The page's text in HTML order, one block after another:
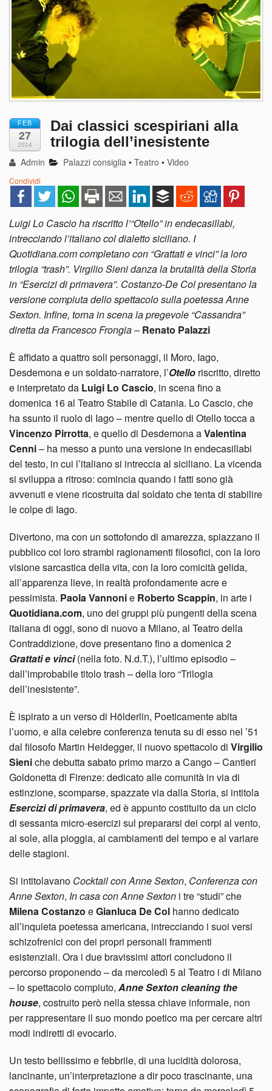
FEB
27
2014
Dai classici scespiriani alla
trilogia dell’inesistente
Admin Palazzi consiglia •Teatro •Video
Condividi
Luigi Lo Cascio ha riscritto l’“Otello” in endecasillabi,
intrecciando l’italiano col dialetto siciliano. I
Quotidiana.com completano con “Grattati e vinci” la loro
trilogia “trash”. Virgilio Sieni danza la brutalità della Storia
in “Esercizi di primavera”. Costanzo-De Col presentano la
versione compiuta dello spettacolo sulla poetessa Anne
Sexton. Infine, torna in scena la pregevole “Cassandra”
diretta da Francesco Frongia– Renato Palazzi
È affidato a quattro soli personaggi, il Moro, Iago,
Desdemona e un soldato-narratore, l’Otello riscritto, diretto
e interpretato da Luigi Lo Cascio, in scena fino a
domenica 16 al Teatro Stabile di Catania. Lo Cascio, che
ha ssunto il ruolo di Iago – mentre quello di Otello tocca a
Vincenzo Pirrotta, e quello di Desdemona aValentina
Cenni– ha messo a punto una versione in endecasillabi
del testo, in cui l’italiano si intreccia al siciliano. La vicenda
si sviluppa a ritroso: comincia quando i fatti sono già
avvenuti e viene ricostruita dal soldato che tenta di stabilire
le colpe di Iago.
Divertono, ma con un sottofondo di amarezza, spiazzano il
pubblico coi loro strambi ragionamenti filosofici, con la loro
visione sarcastica della vita, con la loro comicità gelida,
all’apparenza lieve, in realtà profondamente acre e
pessimista. Paola Vannonie Roberto Scappin, in arte i
Quotidiana.com, uno dei gruppi più pungenti della scena
italiana di oggi, sono di nuovo a Milano, al Teatro della
Contraddizione, dove presentano fino a domenica 2
Grattati e vinci (nella foto. N.d.T.), l’ultimo episodio –
dall’improbabile titolo trash – della loro “Trilogia
dell’inesistente”.
È ispirato a un verso di Hölderlin, Poeticamente abita
l’uomo, e alla celebre conferenza tenuta su di esso nel ’51
dal filosofo Martin Heidegger, il nuovo spettacolo di Virgilio
Sieniche debutta sabato primo marzo a Cango – Cantieri
Goldonetta di Firenze: dedicato alle comunità in via di
estinzione, scomparse, spazzate via dalla Storia, si intitola
Esercizi di primavera, ed è appunto costituito da un ciclo
di sessanta micro-esercizi sul prepararsi dei corpi al vento,
al sole, alla pioggia, ai cambiamenti del tempo e al variare
delle stagioni.
Si intitolavano Cocktail con Anne Sexton, Conferenza con
Anne Sexton, In casa con Anne Sexton i tre “studi” che
Milena Costanzo eGianluca De Col hanno dedicato
all’inquieta poetessa americana, intrecciando i suoi versi
schizofrenici con dei propri personali frammenti
esistenziali. Ora i due bravissimi attori concludono il
percorso proponendo – da mercoledì 5 al Teatro i di Milano
– lo spettacolo compiuto, Anne Sexton cleaning the
house, costruito però nella stessa chiave informale, non
per rappresentare il suo mondo poetico ma per cercare altri
modi indiretti di evocarlo.
Un testo bellissimo e febbrile, di una lucidità dolorosa,
lancinante, un’interpretazione a dir poco trascinante, una